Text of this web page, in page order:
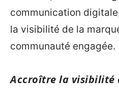
communication
la visibilité de la
communauté engagée.
Accroître la visibilité